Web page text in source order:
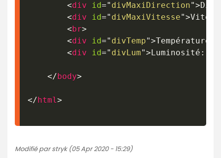
<div id=" divMaxiDirection">
<div id=" divMaxiVitesse">
<br>
<div id=" divTemp">Température:
<div id=" divLum">Luminosité:
</body>
</html>
Modifié par stryk (05 Apr 2020 - 15:29)